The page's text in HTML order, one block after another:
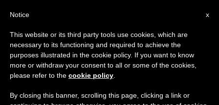
x
Notice
This website or its third party tools use cookies, which are
necessary to its functioning and required to achieve the
purposes illustrated in the cookie policy. If you want to know
more or withdraw your consent to all or some of the cookies,
please refer to the cookie policy
By closing this banner, scrolling this page, clicking a link or